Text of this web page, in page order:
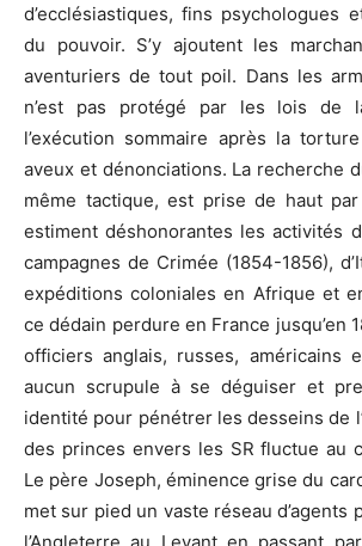
d’ecclésiastiques, fins psychologues
du pouvoir. S’y ajoutent les
aventuriers de tout poil. Dans les
n’est pas protégé par les lois de
l’exécution sommaire après la
aveux et dénonciations. La recherche
même tactique, est prise de haut
estiment déshonorantes les activités
campagnes de Crimée (1854-1856),
expéditions coloniales en Afrique et
ce dédain perdure en France jusqu’en
officiers anglais, russes, américains
aucun scrupule à se déguiser et
identité pour pénétrer les desseins de
des princes envers les SR fluctue au
Le père Joseph, éminence grise du
met sur pied un vaste réseau d’agents